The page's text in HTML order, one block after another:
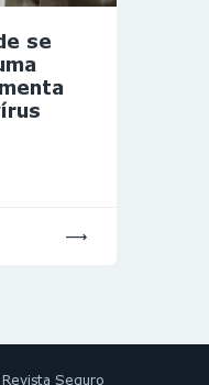
se
Seguro